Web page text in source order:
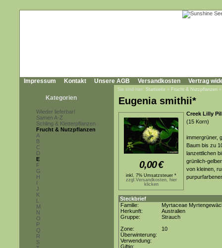
Impressum Kontakt Unsere AGB Versandkosten Vertrag
Kategorien
Wieder lieferbar!
Samen A-Z
Schling & Kletterpflanzen
Frucht & Nutzpflanzen
A
B
C
D
E
F
G
H
I
J
K
L
M
N
O
P
Q
R
S
Sie sind hier: Startseite » Frucht & Nutzpflanzen
Eugenia smithii*
0,00€
inkl. 7% Umsatzsteuer *
zzgl.Versandkosten, hier
klicken
Creek Lilly
(15 Korn)
immergrüner,
Baum bis zu
lanzettlichen
grünlich-
von kleinen,
Steckbrief
Familie:
Myrtaceae
Herkunft:
Australien
Gruppe:
Strauch
Zone:
10
Überwinterung:
Verwendung:
Giftig: